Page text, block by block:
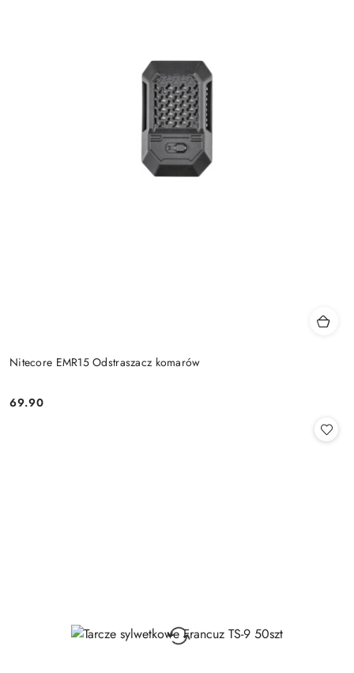
Nitecore EMR15 Odstraszacz komarów
Cena:
69.90